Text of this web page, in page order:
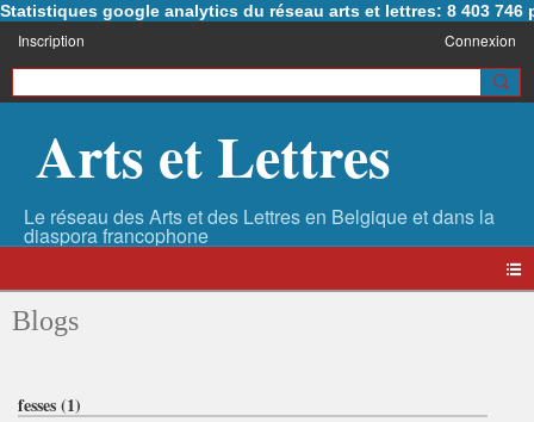
Statistiques google analytics du réseau arts et lettres: 8 403 746
Inscription Connexion
Arts et Lettres
Blogs
fesses (1)